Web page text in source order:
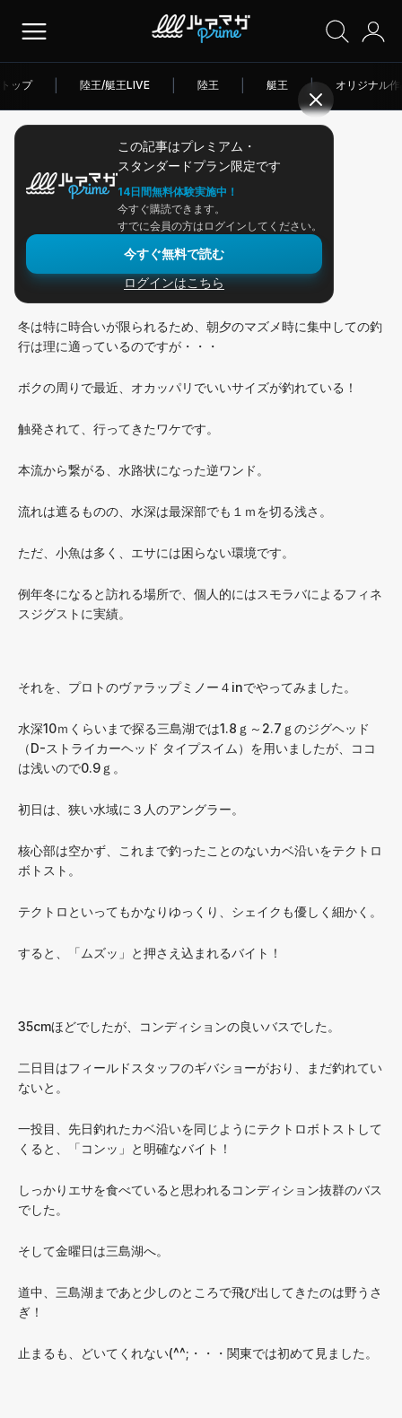
トップ 陸王/艇王LIVE 陸王 艇王 | オリジナル
この記事はプレミアム・
スタンダードプラン限定です
14日間無料体験実施中！
今すぐ購読できます。
すでに会員の方はログインしてください。
今すぐ無料で読む
ログインはこちら
アングラー連載
冬のフィネス考
この一週間は、夕方チョイ釣りへ２回。
冬は特に時合いが限られるため、朝夕のマズメ時に集中しての釣
行は理に適っているのですが・・・
ボクの周りで最近、オカッパリでいいサイズが釣れている！
触発されて、行ってきたワケです。
本流から繋がる、水路状になった逆ワンド。
流れは遮るものの、水深は最深部でも１ｍを切る浅さ。
ただ、小魚は多く、エサには困らない環境です。
例年冬になると訪れる場所で、個人的にはスモラバによるフィネ
スジグストに実績。
それを、プロトのヴァラップミノー４inでやってみました。
水深10ｍくらいまで探る三島湖では1.8ｇ～2.7ｇのジグヘッド
（D-ストライカーヘッド タイプスイム）を用いましたが、ココ
は浅いので0.9ｇ。
初日は、狭い水域に３人のアングラー。
核心部は空かず、これまで釣ったことのないカベ沿いをテクトロ
ボトスト。
テクトロといってもかなりゆっくり、シェイクも優しく細かく。
すると、「ムズッ」と押さえ込まれるバイト！
35cmほどでしたが、コンディションの良いバスでした。
二日目はフィールドスタッフのギバショーがおり、まだ釣れてい
ないと。
一投目、先日釣れたカベ沿いを同じようにテクトロボトストして
くると、「コンッ」と明確なバイト！
しっかりエサを食べていると思われるコンディション抜群のバス
でした。
そして金曜日は三島湖へ。
道中、三島湖まであと少しのところで飛び出してきたのは野うさ
ぎ！
止まるも、どいてくれない(^^;・・・関東では初めて見ました。